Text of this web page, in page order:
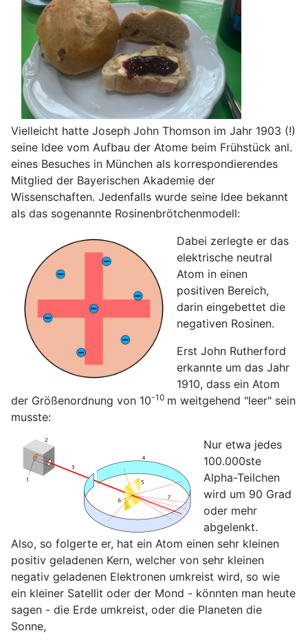
Vielleicht hatte Joseph John Thomson im Jahr 1903 (!)
seine Idee vom Aufbau der Atome beim Frühstück anl.
eines Besuches in München als korrespondierendes
Mitglied der Bayerischen Akademie der
Wissenschaften. Jedenfalls wurde seine Idee bekannt
als das sogenannte Rosinenbrötchenmodell:
Dabei zerlegte er das
elektrische neutral
Atom in einen
positiven Bereich,
darin eingebettet die
negativen Rosinen.
Erst John Rutherford
erkannte um das Jahr
1910, dass ein Atom
der Größenordnung von 10-10 m weitgehend "leer" sein
musste:
Nur etwa jedes
100.000ste
Alpha-Teilchen
wird um 90 Grad
oder mehr
abgelenkt.
Also, so folgerte er, hat ein Atom einen sehr kleinen
positiv geladenen Kern, welcher von sehr kleinen
negativ geladenen Elektronen umkreist wird, so wie
ein kleiner Satellit oder der Mond - könnten man heute
sagen - die Erde umkreist, oder die Planeten die
Sonne,